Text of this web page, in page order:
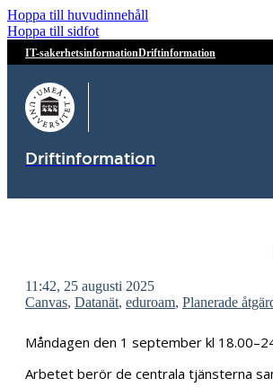
Hoppa till huvudinnehåll
Hoppa till sidfot
IT-sakerhetsinformationDriftinformation
Driftinformation
11:42, 25 augusti 2025
Canvas, Datanät, eduroam, Planerade
Måndagen den 1 september kl
Arbetet berör de centrala tjänsterna